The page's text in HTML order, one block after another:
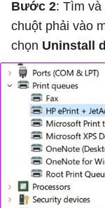
Bước 2: Tìm
chuột phải vào
chọn Uninstall